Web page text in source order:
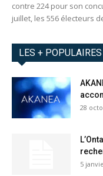
contre 224 pour son
juillet, les 556 électeurs
LES + POPULAIRES
28
5